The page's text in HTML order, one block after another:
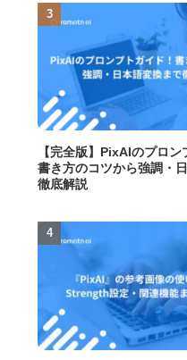
【完全版】PixAIのプロン
書き方のコツから強調・
徹底解説